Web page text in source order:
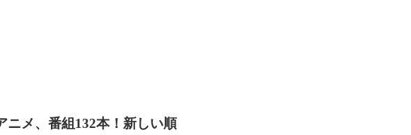
ニメ、番組132本！新しい順